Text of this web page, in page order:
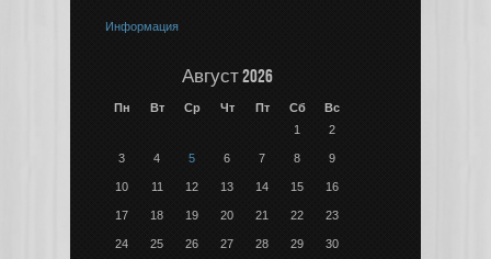
Информация
Август 2026
Пн Вт Ср Чт Пт Сб
Вс
1
2
3 4 5 6 7 8 9
10 11 12 13 14 15 16
17 18 19 20 21 22 23
24 25 26 27 28 29 30